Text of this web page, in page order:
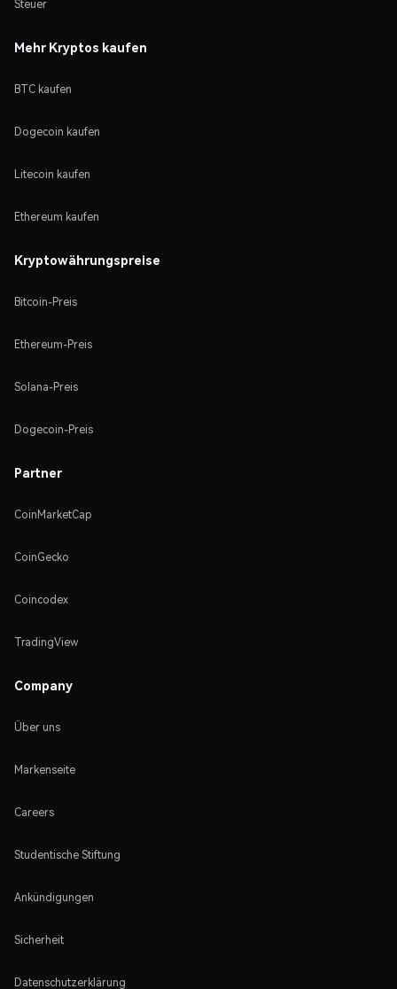
Steuer
Mehr Kryptos kaufen
BTC kaufen
Dogecoin kaufen
Litecoin kaufen
Ethereum kaufen
Kryptowährungspreise
Bitcoin-Preis
Ethereum-Preis
Solana-Preis
Dogecoin-Preis
Partner
CoinMarketCap
CoinGecko
Coincodex
TradingView
Company
Über uns
Markenseite
Careers
Studentische Stiftung
Ankündigungen
Sicherheit
Datenschutzerklärung